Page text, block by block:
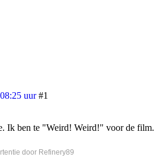
uur #1
Ik ben te "Weird! Weird!" voor de film.
door Refinery89